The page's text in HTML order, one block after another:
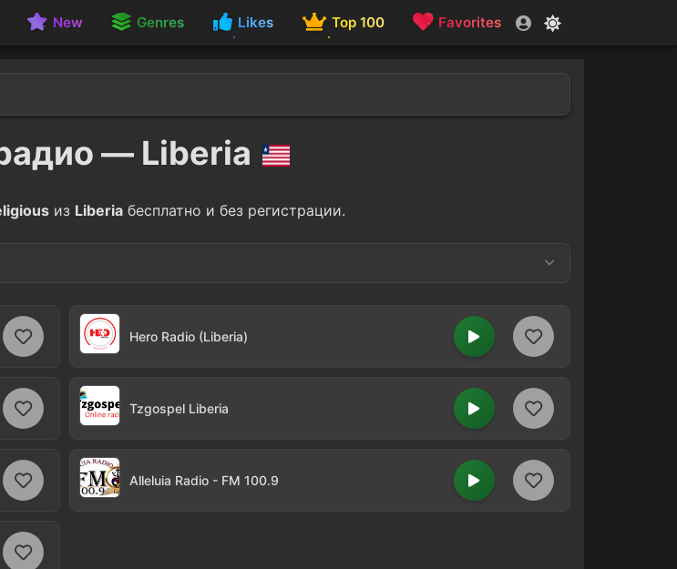
New Genres Likes Top 100 Favorites
— Liberia
из Liberia бесплатно и без регистрации.
Hero Radio (Liberia)
Tzgospel Liberia
Alleluia Radio - FM 100.9